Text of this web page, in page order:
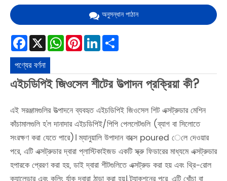
অনুসন্ধান পাঠান
Facebook
X WhatsApp
Pinterest
LinkedIn
পণ্যের বর্ণনা
এইচডিপিই জিওসেল শীটের উত্পাদন প্রক্রিয়া কী?
এই সরঞ্জামগুলির উত্পাদনে ব্যবহৃত এইচডিপিই জিওসেল শিট এক্সট্রুডার মেশিন
কাঁচামালগুলি হ'ল দানাদার এইচডিপিই/পিপি পেললেটগুলি (ব্যাগ বা সিলোতে
সংরক্ষণ করা যেতে পারে)। ম্যানুয়ালি উপাদান বাক্সে poured েলে দেওয়ার
পরে, এটি এক্সট্রুডার দ্বারা প্লাস্টিকাইজড একটি স্ক্রু ফিডারের মাধ্যমে এক্সট্রুডার
হপারকে প্রেরণ করা হয়, ডাই দ্বারা শীটগুলিতে এক্সট্রুড করা হয় এবং থ্রি-রোল